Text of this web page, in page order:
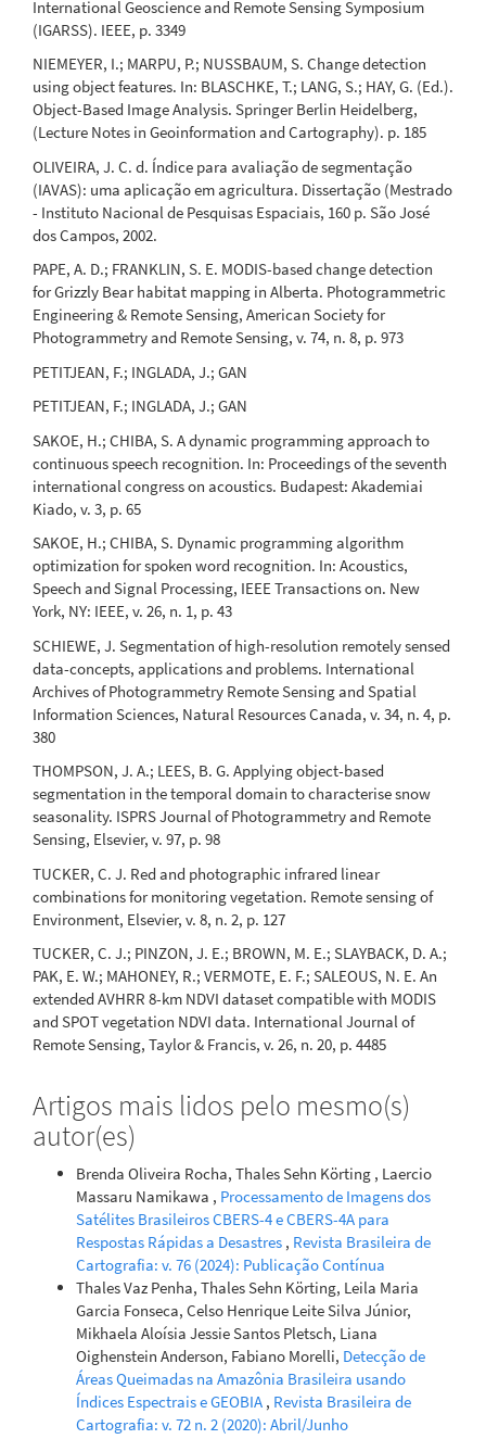
International Geoscience and Remote Sensing Symposium
(IGARSS). IEEE, p. 3349
NIEMEYER, I.; MARPU, P.; NUSSBAUM, S. Change detection
using object features. In: BLASCHKE, T.; LANG, S.; HAY, G. (Ed.).
Object-Based Image Analysis. Springer Berlin Heidelberg,
(Lecture Notes in Geoinformation and Cartography). p. 185
OLIVEIRA, J. C. d. Índice para avaliação de segmentação
(IAVAS): uma aplicação em agricultura. Dissertação (Mestrado
- Instituto Nacional de Pesquisas Espaciais, 160 p. São José
dos Campos, 2002.
PAPE, A. D.; FRANKLIN, S. E. MODIS-based change detection
for Grizzly Bear habitat mapping in Alberta. Photogrammetric
Engineering & Remote Sensing, American Society for
Photogrammetry and Remote Sensing, v. 74, n. 8, p. 973
PETITJEAN, F.; INGLADA, J.; GAN
PETITJEAN, F.; INGLADA, J.; GAN
SAKOE, H.; CHIBA, S. A dynamic programming approach to
continuous speech recognition. In: Proceedings of the seventh
international congress on acoustics. Budapest: Akademiai
Kiado, v. 3, p. 65
SAKOE, H.; CHIBA, S. Dynamic programming algorithm
optimization for spoken word recognition. In: Acoustics,
Speech and Signal Processing, IEEE Transactions on. New
York, NY: IEEE, v. 26, n. 1, p. 43
SCHIEWE, J. Segmentation of high-resolution remotely sensed
data-concepts, applications and problems. International
Archives of Photogrammetry Remote Sensing and Spatial
Information Sciences, Natural Resources Canada, v. 34, n. 4, p.
380
THOMPSON, J. A.; LEES, B. G. Applying object-based
segmentation in the temporal domain to characterise snow
seasonality. ISPRS Journal of Photogrammetry and Remote
Sensing, Elsevier, v. 97, p. 98
TUCKER, C. J. Red and photographic infrared linear
combinations for monitoring vegetation. Remote sensing of
Environment, Elsevier, v. 8, n. 2, p. 127
TUCKER, C. J.; PINZON, J. E.; BROWN, M. E.; SLAYBACK, D. A.;
PAK, E. W.; MAHONEY, R.; VERMOTE, E. F.; SALEOUS, N. E. An
extended AVHRR 8-km NDVI dataset compatible with MODIS
and SPOT vegetation NDVI data. International Journal of
Remote Sensing, Taylor & Francis, v. 26, n. 20, p. 4485
Artigos mais lidos pelo mesmo(s)
autor(es)
Brenda Oliveira Rocha, Thales Sehn Körting , Laercio
Massaru Namikawa , Processamento de Imagens dos
Satélites Brasileiros CBERS-4 e CBERS-4A para
Respostas Rápidas a Desastres , Revista Brasileira de
Cartografia: v. 76 (2024): Publicação Contínua
Thales Vaz Penha, Thales Sehn Körting, Leila Maria
Garcia Fonseca, Celso Henrique Leite Silva Júnior,
Mikhaela Aloísia Jessie Santos Pletsch, Liana
Oighenstein Anderson, Fabiano Morelli, Detecção de
Áreas Queimadas na Amazônia Brasileira usando
Índices Espectrais e GEOBIA , Revista Brasileira de
Cartografia: v. 72 n. 2 (2020): Abril/Junho